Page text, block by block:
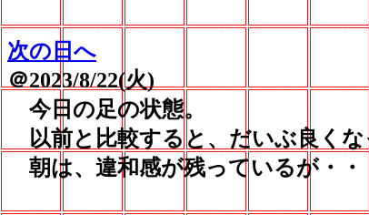
次の日へ
＠2023/8/22(火)
今日の足の状態。
以前と比較すると、だいぶ良くな
朝は、違和感が残っているが・・